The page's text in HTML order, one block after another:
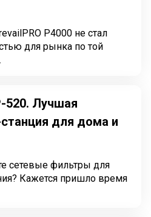
P4000 не стал
для рынка по той
520. Лучшая
для дома и
сетевые фильтры для
Кажется пришло время